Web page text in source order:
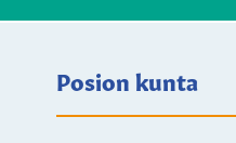
Posion kunta